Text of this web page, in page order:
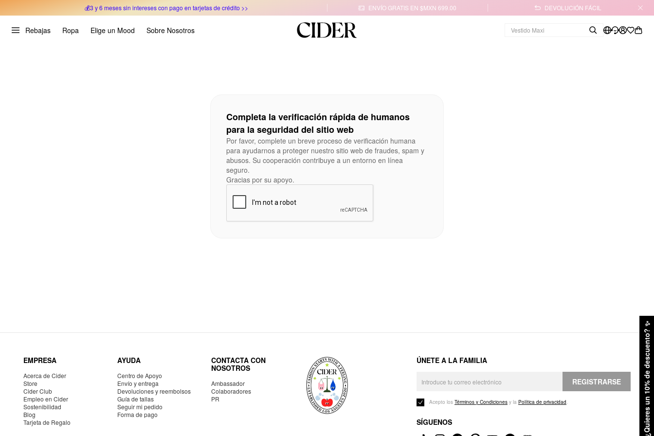
💰3 y 6 meses sin intereses con pago en tarjetas de crédito >>
ENVÍO GRATIS EN $MXN 699.00 DEVOLUCIÓN FÁCIL
Rebajas Ropa Elige un Mood Sobre Nosotros
¿Quieres un 10% de descuento?
✨
Completa la verificación rápida de humanos
para la seguridad del sitio web
Por favor, complete un breve proceso de verificación humana
para ayudarnos a proteger nuestro sitio web de fraudes, spam y
abusos. Su cooperación contribuye a un entorno en línea
seguro.
Gracias por su apoyo.
EMPRESA
Acerca de Cider
Store
Cider Club
Empleo en Cider
Sostenibilidad
Blog
Tarjeta de Regalo
AYUDA
Centro de Apoyo
Envío y entrega
Devoluciones y reembolsos
Guía de tallas
Seguir mi pedido
Forma de pago
CONTACTA CON
NOSOTROS
Ambassador
Colaboradores
PR
ÚNETE A LA FAMILIA
REGISTRARSE
Acepto los Términos y Condiciones y la Política de privacidad.
SÍGUENOS